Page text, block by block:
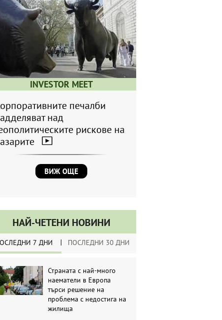
INVESTOR MEET
печалби
над
рискове на
ВИЖ ОЩЕ
НАЙ-ЧЕТЕНИ НОВИНИ
7 ДНИ ПОСЛЕДНИ 30 ДНИ
Страната с най-много
наематели в Европа
търси решение на
проблема с недостига на
жилища